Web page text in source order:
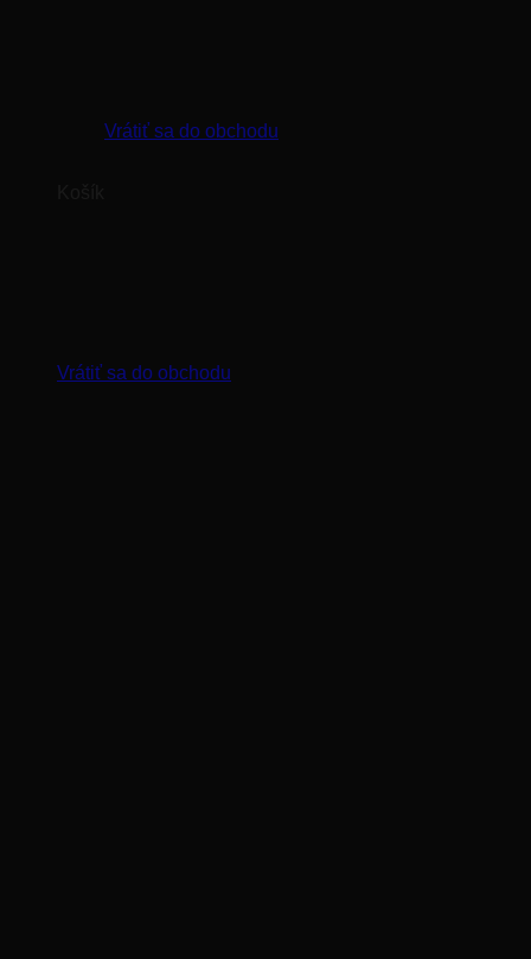
Vrátiť sa do obchodu
Vrátiť sa do obchodu